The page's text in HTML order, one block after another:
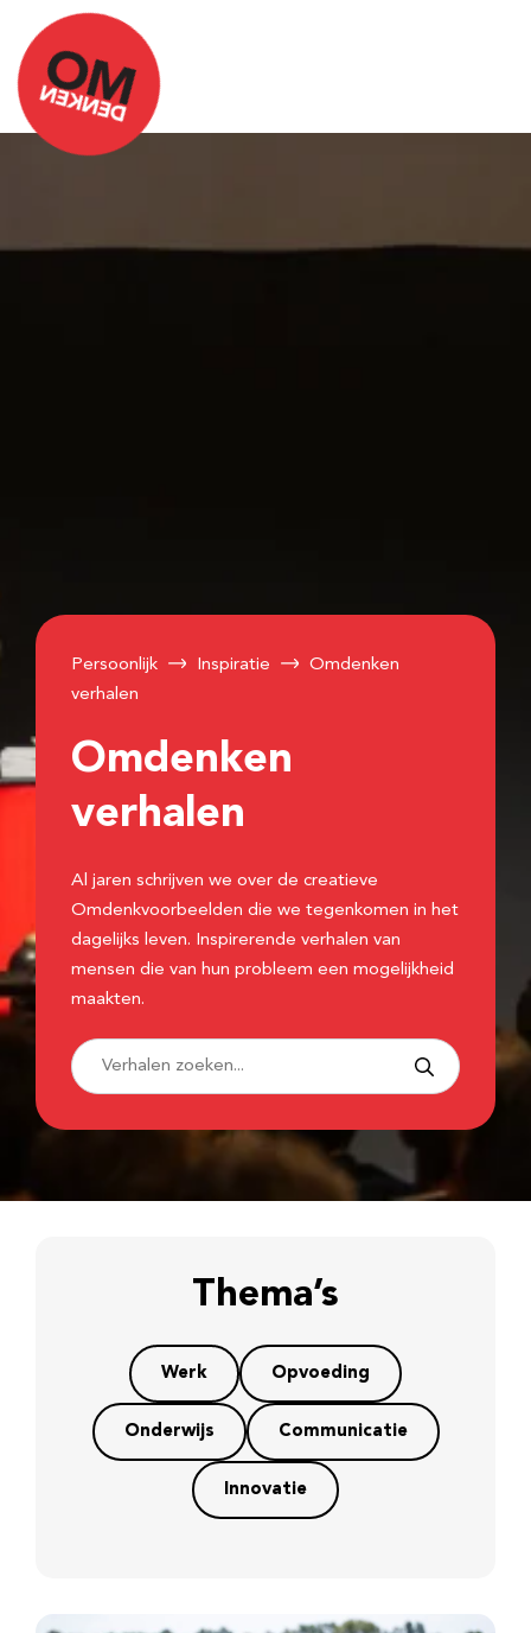
Persoonlijk Inspiratie
Omdenken
verhalen
Omdenken
verhalen
Al jaren schrijven we over de creatieve
Omdenkvoorbeelden die we tegenkomen in het
dagelijks leven. Inspirerende verhalen van
mensen die van hun probleem een mogelijkheid
maakten.
Thema’s
Werk Opvoeding
Onderwijs Communicatie
Innovatie